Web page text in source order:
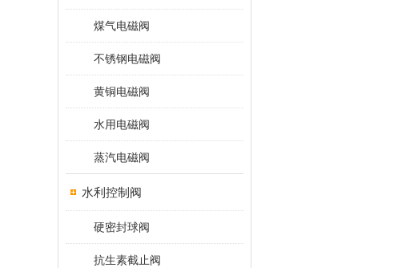
煤气电磁阀
不锈钢电磁阀
黄铜电磁阀
水用电磁阀
蒸汽电磁阀
水利控制阀
硬密封球阀
抗生素截止阀